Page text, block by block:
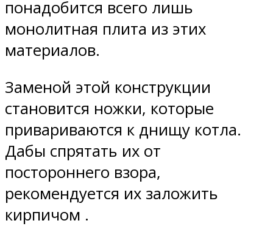
понадобится всего лишь
монолитная плита из этих
материалов.
Заменой этой конструкции
становится ножки, которые
привариваются к днищу котла.
Дабы спрятать их от
постороннего взора,
рекомендуется их заложить
кирпичом .